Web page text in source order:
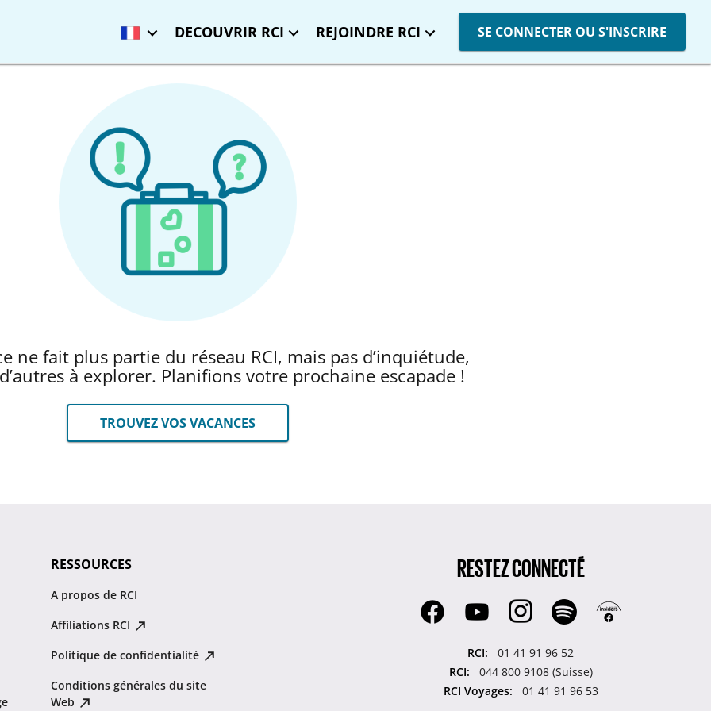
DECOUVRIR RCI REJOINDRE RCI SE CONNECTER OU S'INSCRIRE
ne fait plus partie du réseau RCI, mais pas d’inquiétude,
à explorer. Planifions votre prochaine escapade !
TROUVEZ VOS VACANCES
RESSOURCES
A propos de RCI
Affiliations RCI
Politique de confidentialité
Conditions générales du site
Web
RESTEZ CONNECTÉ
RCI:
01 41 91 96 52
RCI:
044 800 9108 (Suisse)
RCI Voyages:
01 41 91 96 53